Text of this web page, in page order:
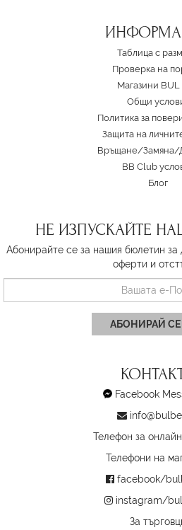
Таблица с
Проверка на
Магазини BUL
Oбщи
Политика за
Защита на
Връщане/Замяна/
BB Club
Блог
НЕ ИЗПУСКАЙТЕ
Абонирайте се за нашия бюлетин за
оферти и
АБОНИРАЙ СЕ
Facebook
Телефон за
Телефони на
facebook/
instagram/
За